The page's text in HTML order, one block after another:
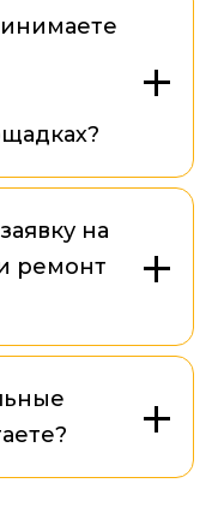
на
ремонт